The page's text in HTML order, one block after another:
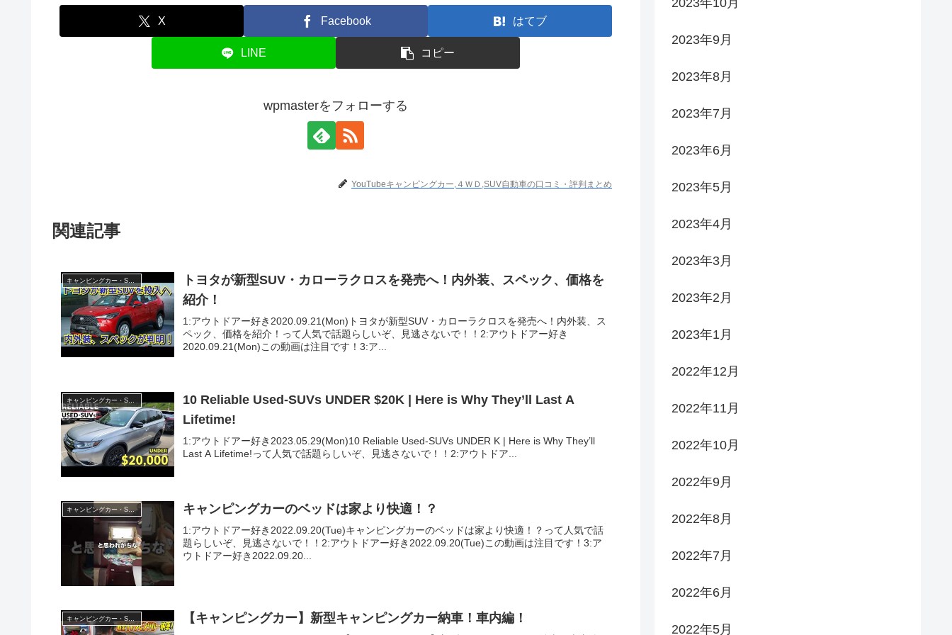
X Facebook はてブ
LINE コピー
wpmasterをフォローする
YouTubeキャンピングカー,４ＷＤ,SUV自動車の口コミ・評判まとめ
関連記事
キャンピングカー・SUV人気車種
トヨタが新型SUV・カローラクロスを発売へ！内外装、スペック、価格を
紹介！
1:アウトドアー好き2020.09.21(Mon)トヨタが新型SUV・カローラクロスを発売へ！内外装、ス
ペック、価格を紹介！って人気で話題らしいぞ、見逃さないで！！2:アウトドアー好き
2020.09.21(Mon)この動画は注目です！3:ア...
10 Reliable Used-SUVs UNDER $20K | Here is Why They’ll Last A
Lifetime!
1:アウトドアー好き2023.05.29(Mon)10 Reliable Used-SUVs UNDER K | Here is Why They’ll
Last A Lifetime!って人気で話題らしいぞ、見逃さないで！！2:アウトドア...
キャンピングカーのベッドは家より快適！？
1:アウトドアー好き2022.09.20(Tue)キャンピングカーのベッドは家より快適！？って人気で話
題らしいぞ、見逃さないで！！2:アウトドアー好き2022.09.20(Tue)この動画は注目です！3:ア
ウトドアー好き2022.09.20...
キャンピングカー・SUV人気車種 【キャンピングカー】新型キャンピングカー納車！車内編！
2023年9月
2023年8月
2023年7月
2023年6月
2023年5月
2023年4月
2023年3月
2023年2月
2023年1月
2022年12月
2022年11月
2022年10月
2022年9月
2022年8月
2022年7月
2022年6月
2022年5月